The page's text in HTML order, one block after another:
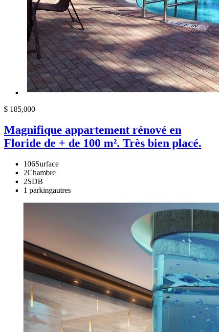
$ 185,000
Magnifique appartement rénové en
Floride de + de 100 m². Très bien placé.
106Surface
2Chambre
2SDB
1 parkingautres